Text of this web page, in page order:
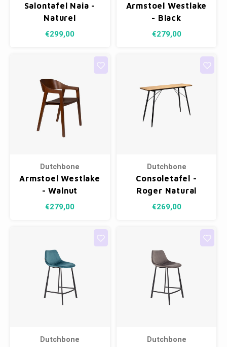
Salontafel Naia -
Naturel
€299,00
Armstoel Westlake
- Black
€279,00
Dutchbone
Armstoel Westlake
- Walnut
€279,00
Dutchbone
Consoletafel -
Roger Natural
€269,00
Dutchbone Dutchbone